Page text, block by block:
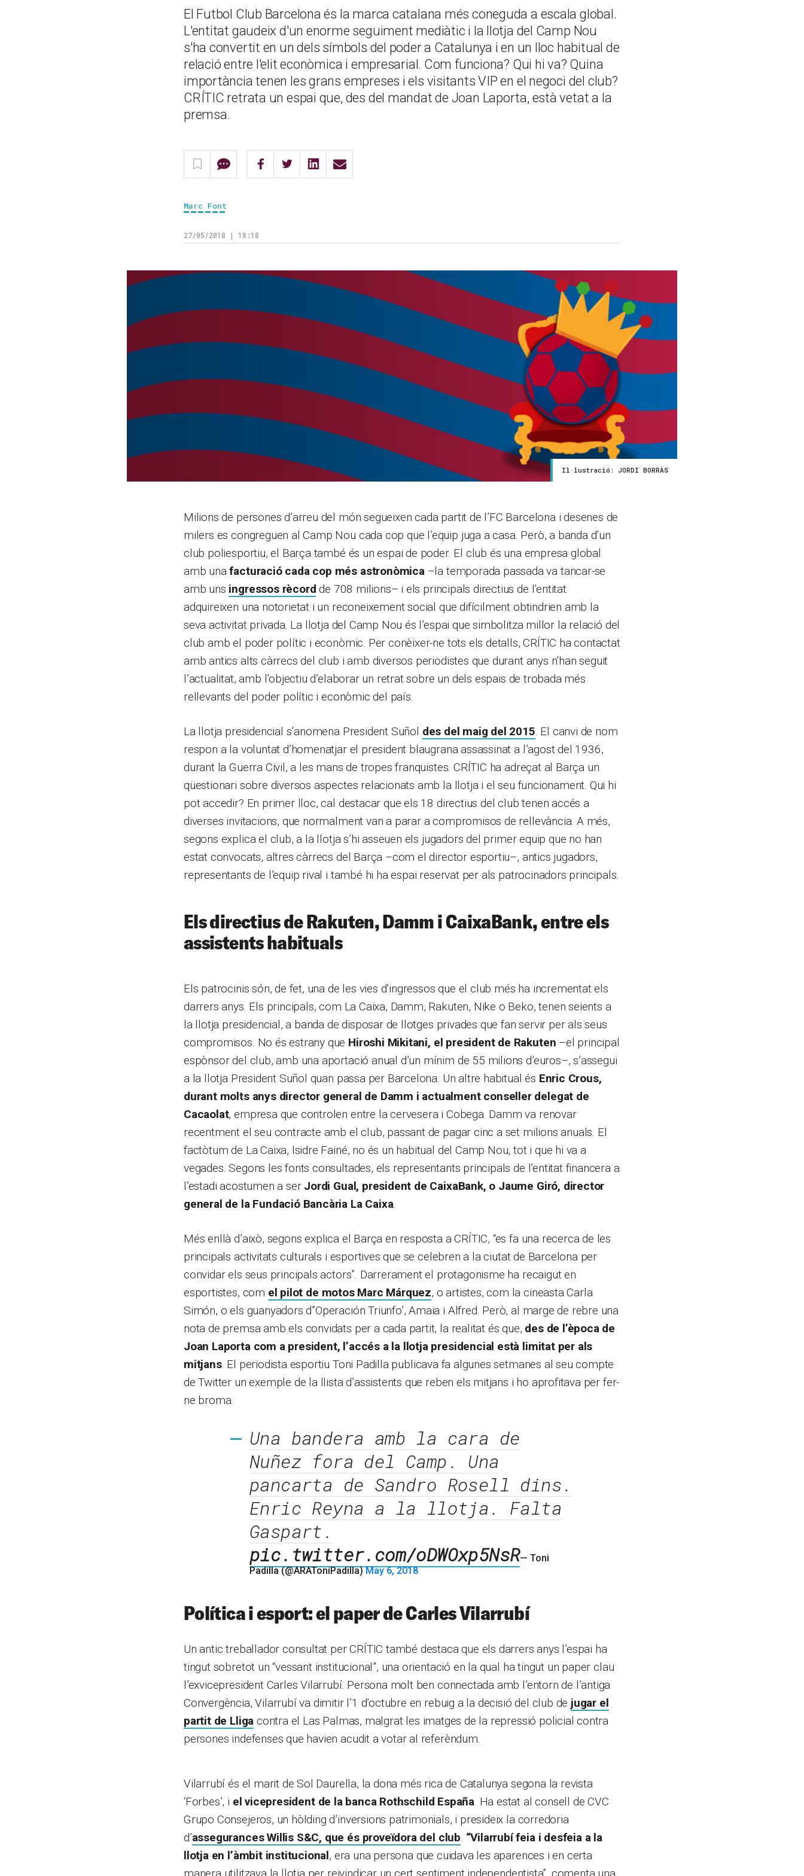
El Futbol Club Barcelona és la marca catalana més coneguda a escala global.
L'entitat gaudeix d'un enorme seguiment mediàtic i la llotja del Camp Nou
s'ha convertit en un dels símbols del poder a Catalunya i en un lloc habitual de
relació entre l'elit econòmica i empresarial. Com funciona? Qui hi va? Quina
importància tenen les grans empreses i els visitants VIP en el negoci del club?
CRÍTIC retrata un espai que, des del mandat de Joan Laporta, està vetat a la
premsa.
Marc Font
27/05/2018 | 18:18
Il·lustració: JORDI BORRÀS
Milions de persones d’arreu del món segueixen cada partit de l’FC Barcelona i desenes de
milers es congreguen al Camp Nou cada cop que l’equip juga a casa. Però, a banda d’un
club poliesportiu, el Barça també és un espai de poder. El club és una empresa global
amb unafacturació cada cop més astronòmica –la temporada passada va tancar-se
amb uns ingressos rècord de 708 milions– i els principals directius de l’entitat
adquireixen una notorietat i un reconeixement social que difícilment obtindrien amb la
seva activitat privada. La llotja del Camp Nou és l’espai que simbolitza millor la relació del
club amb el poder polític i econòmic. Per conèixer-ne tots els detalls, CRÍTIC ha contactat
amb antics alts càrrecs del club i amb diversos periodistes que durant anys n’han seguit
l’actualitat, amb l’objectiu d’elaborar un retrat sobre un dels espais de trobada més
rellevants del poder polític i econòmic del país.
La llotja presidencial s’anomena President Suñol des del maig del 2015. El canvi de nom
respon a la voluntat d’homenatjar el president blaugrana assassinat a l’agost del 1936,
durant la Guerra Civil, a les mans de tropes franquistes. CRÍTIC ha adreçat al Barça un
qüestionari sobre diversos aspectes relacionats amb la llotja i el seu funcionament. Qui hi
pot accedir? En primer lloc, cal destacar que els 18 directius del club tenen accés a
diverses invitacions, que normalment van a parar a compromisos de rellevància. A més,
segons explica el club, a la llotja s’hi asseuen els jugadors del primer equip que no han
estat convocats, altres càrrecs del Barça –com el director esportiu–, antics jugadors,
representants de l’equip rival i també hi ha espai reservat per als patrocinadors principals.
Els directius de Rakuten, Damm i CaixaBank, entre els
assistents habituals
Els patrocinis són, de fet, una de les vies d’ingressos que el club més ha incrementat els
darrers anys. Els principals, com La Caixa, Damm, Rakuten, Nike o Beko, tenen seients a
la llotja presidencial, a banda de disposar de llotges privades que fan servir per als seus
compromisos. No és estrany que Hiroshi Mikitani, el president de Rakuten –el principal
espònsor del club, amb una aportació anual d’un mínim de 55 milions d’euros–, s’assegui
a la llotja President Suñol quan passa per Barcelona. Un altre habitual és Enric Crous,
durant molts anys director general de Damm i actualment conseller delegat de
Cacaolat, empresa que controlen entre la cervesera i Cobega. Damm va renovar
recentment el seu contracte amb el club, passant de pagar cinc a set milions anuals. El
factòtum de La Caixa, Isidre Fainé, no és un habitual del Camp Nou, tot i que hi va a
vegades. Segons les fonts consultades, els representants principals de l’entitat financera a
l’estadi acostumen a ser Jordi Gual, president de CaixaBank, o Jaume Giró, director
general de la Fundació Bancària La Caixa.
Més enllà d’això, segons explica el Barça en resposta a CRÍTIC, “es fa una recerca de les
principals activitats culturals i esportives que se celebren a la ciutat de Barcelona per
convidar els seus principals actors”. Darrerament el protagonisme ha recaigut en
esportistes, com el pilot de motos Marc Márquez, o artistes, com la cineasta Carla
Simón, o els guanyadors d”Operación Triunfo’, Amaia i Alfred. Però, al marge de rebre una
nota de premsa amb els convidats per a cada partit, la realitat és que, des de l’època de
Joan Laporta com a president, l’accés a la llotja presidencial està limitat per als
mitjans. El periodista esportiu Toni Padilla publicava fa algunes setmanes al seu compte
de Twitter un exemple de la llista d’assistents que reben els mitjans i ho aprofitava per fer-
ne broma.
Una bandera amb la cara de
Nuñez fora del Camp. Una
pancarta de Sandro Rosell dins.
Enric Reyna a la llotja. Falta
Gaspart.
pic.twitter.com/oDWOxp5NsR— Toni
Padilla (@ARAToniPadilla)May 6, 2018
Política i esport: el paper de Carles Vilarrubí
Un antic treballador consultat per CRÍTIC també destaca que els darrers anys l’espai ha
tingut sobretot un “vessant institucional”, una orientació en la qual ha tingut un paper clau
l’exvicepresident Carles Vilarrubí. Persona molt ben connectada amb l’entorn de l’antiga
Convergència, Vilarrubí va dimitir l’1 d’octubre en rebuig a la decisió del club de jugar el
partit de Lliga contra el Las Palmas, malgrat les imatges de la repressió policial contra
persones indefenses que havien acudit a votar al referèndum.
Vilarrubí és el marit de Sol Daurella, la dona més rica de Catalunya segona la revista
‘Forbes’, i el vicepresident de la banca Rothschild España. Ha estat al consell de CVC
Grupo Consejeros, un hòlding d’inversions patrimonials, i presideix la corredoria
d’assegurances Willis S&C, que és proveïdora del club. “Vilarrubí feia i desfeia a la
llotja en l’àmbit institucional, era una persona que cuidava les aparences i en certa